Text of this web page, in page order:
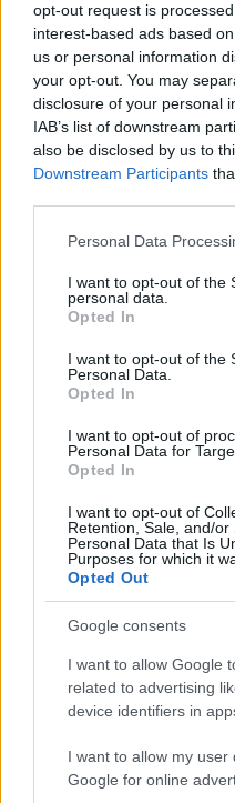
opt-out request is
interest-based ads based
us or personal information
your opt-out. You may
disclosure of your personal
IAB’s list of downstream
also be disclosed by us to
Downstream Participants
Please note that this
not limited to your visit or
grant or deny consent to
use your data for below
consent section.
Personal Data
I want to opt-out of the
personal data.
Opted In
I want to opt-out of the
Personal Data.
Opted In
I want to opt-out of
Personal Data for
Opted In
I want to opt-out of
Retention, Sale, and/or
Personal Data that Is
Purposes for which it
Opted Out
Google consents
I want to allow Google
related to advertising
device identifiers in
I want to allow my user
Google for online
#ÉJJEL-NAPPAL BUDAPEST
#DANI #ROLAND #
Népszerű
Szeptemberre várta